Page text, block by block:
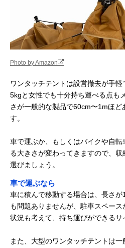
Photo by Amazon
ワンタッチテントは設営撤去が手
5kgと女性でも十分持ち運べる点も
さが一般的な製品で60cm〜1mほど
す。
車で運ぶか、もしくはバイクや自
る大きさが変わってきますので、
選びましょう。
車で運ぶなら
車に積んで移動する場合は、長さ
も問題ありませんが、駐車スペー
状況も考えて、持ち運びができるサ
また、大型のワンタッチテントは一